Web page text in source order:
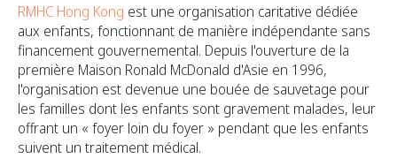
RMHC Hong Kong est une organisation caritative dédiée
aux enfants, fonctionnant de manière indépendante sans
financement gouvernemental. Depuis l'ouverture de la
première Maison Ronald McDonald d'Asie en 1996,
l'organisation est devenue une bouée de sauvetage pour
les familles dont les enfants sont gravement malades, leur
offrant un « foyer loin du foyer » pendant que les enfants
suivent un traitement médical.